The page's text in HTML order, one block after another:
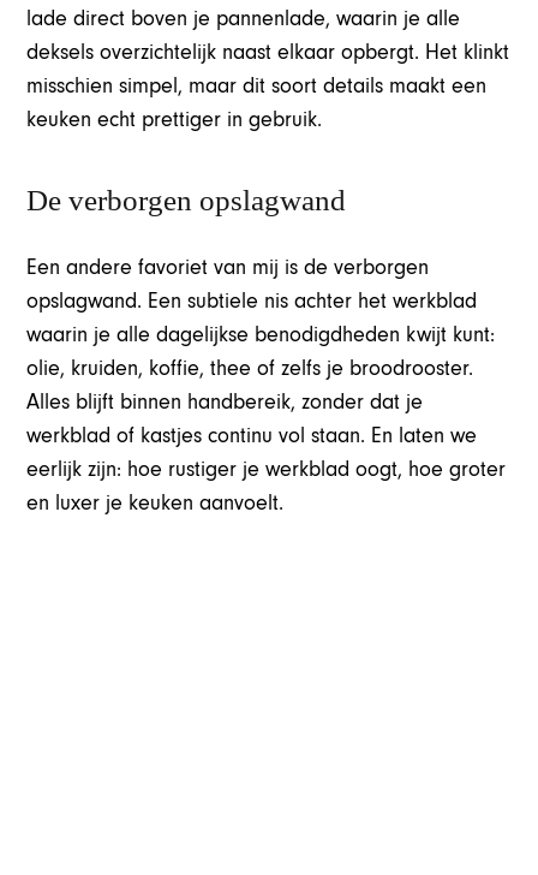
lade direct boven je pannenlade, waarin je alle
deksels overzichtelijk naast elkaar opbergt. Het klinkt
misschien simpel, maar dit soort details maakt een
keuken echt prettiger in gebruik.
De verborgen opslagwand
Een andere favoriet van mij is de verborgen
opslagwand. Een subtiele nis achter het werkblad
waarin je alle dagelijkse benodigdheden kwijt kunt:
olie, kruiden, koffie, thee of zelfs je broodrooster.
Alles blijft binnen handbereik, zonder dat je
werkblad of kastjes continu vol staan. En laten we
eerlijk zijn: hoe rustiger je werkblad oogt, hoe groter
en luxer je keuken aanvoelt.